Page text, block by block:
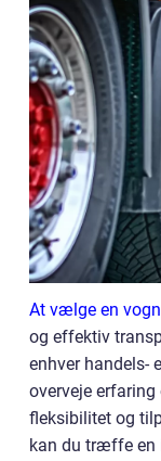
At vælge en
og effektiv
enhver handels-
overveje
fleksibilitet og
kan du træffe en